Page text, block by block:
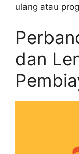
ulang atau
dan